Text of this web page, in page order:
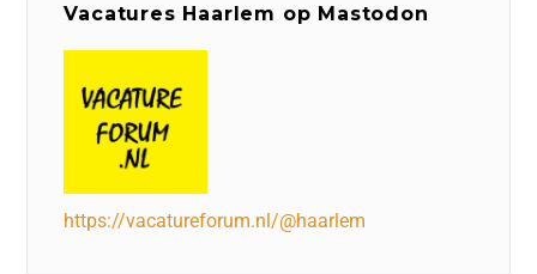
Vacatures Haarlem op Mastodon
https://vacatureforum.nl/@haarlem